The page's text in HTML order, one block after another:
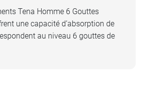
Tena Homme 6 Gouttes
une capacité d’absorption de
au niveau 6 gouttes de